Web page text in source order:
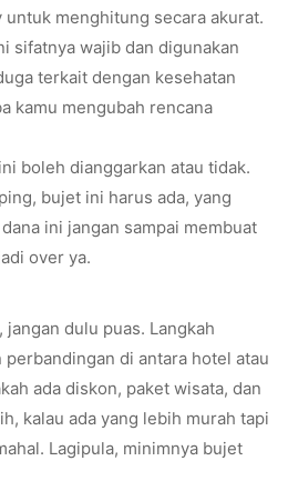
menghitung secara akurat.
sifatnya wajib dan digunakan
terkait dengan kesehatan
kamu mengubah rencana
boleh dianggarkan atau tidak.
bujet ini harus ada, yang
ini jangan sampai membuat
over ya.
dulu puas. Langkah
di antara hotel atau
ada diskon, paket wisata, dan
kalau ada yang lebih murah tapi
Lagipula, minimnya bujet